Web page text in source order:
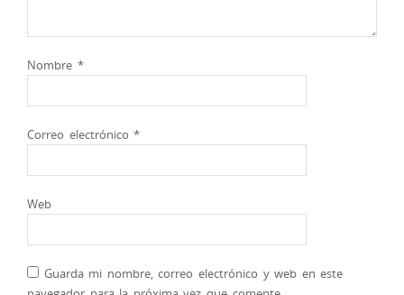
Nombre *
Correo electrónico*
Web
Guarda mi nombre, correo electrónico y web en este